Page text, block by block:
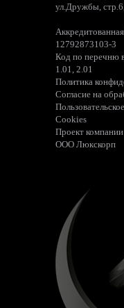
ул.Дружбы,
12792873103-3
Код по перечню
1.01, 2.01
Политика
Согласие на
Cookies
Проект компании
ООО Люкскорп